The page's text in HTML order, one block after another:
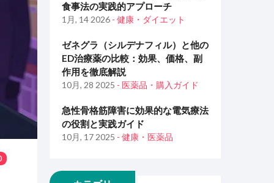
食事法の実践的アプローチ
1月, 14 2026 - 健康・ダイエット
ゼネグラ（シルデナフィル）と他の
ED治療薬の比較：効果、価格、副
作用を徹底解説
10月, 28 2025 - 医薬品・購入ガイド
急性骨格筋障害に効果的な電気療法
の役割と実践ガイド
10月, 17 2025 - 健康・医薬品